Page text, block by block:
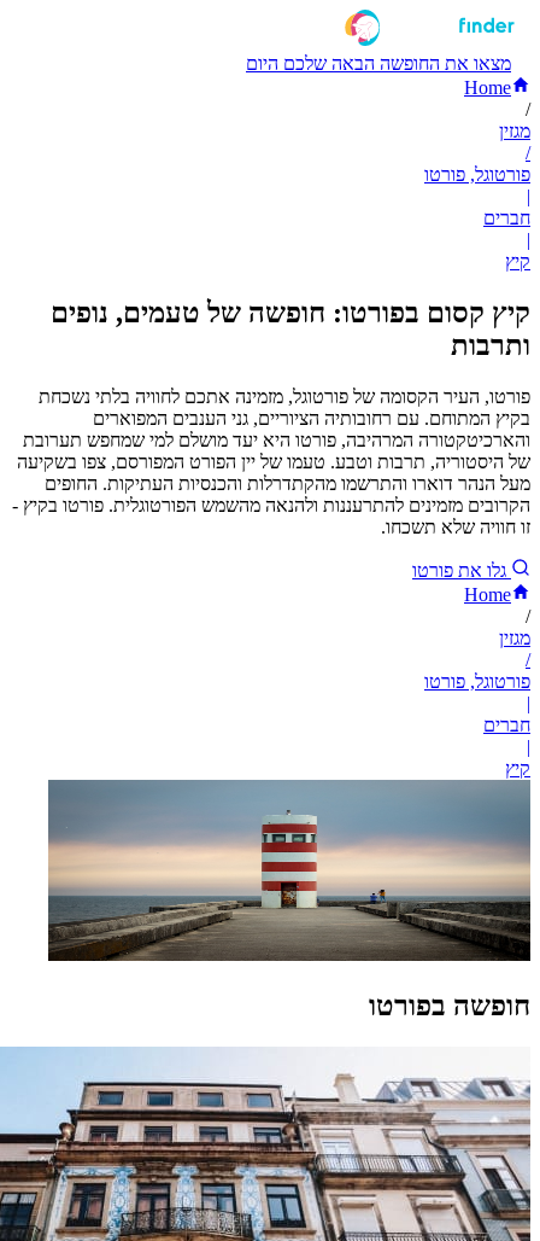
מצאו את החופשה הבאה שלכם היום
Home
/
מגזין
/
פורטוגל, פורטו
|
חברים
|
קיץ
קיץ קסום בפורטו: חופשה של טעמים, נופים
ותרבות
פורטו, העיר הקסומה של פורטוגל, מזמינה אתכם לחוויה בלתי נשכחת
בקיץ המתוחם. עם רחובותיה הציוריים, גני הענבים המפוארים
והארכיטקטורה המרהיבה, פורטו היא יעד מושלם למי שמחפש תערובת
של היסטוריה, תרבות וטבע. טעמו של יין הפורט המפורסם, צפו בשקיעה
מעל הנהר דוארו והתרשמו מהקתדרלות והכנסיות העתיקות. החופים
הקרובים מזמינים להתרעננות ולהנאה מהשמש הפורטוגלית. פורטו בקיץ -
זו חוויה שלא תשכחו.
גלו את פורטו
Home
/
מגזין
/
פורטוגל, פורטו
|
חברים
|
קיץ
חופשה בפורטו